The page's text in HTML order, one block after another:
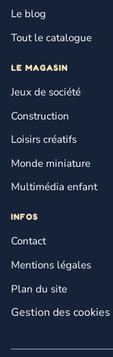
Le blog
Tout le catalogue
LE MAGASIN
Jeux de société
Construction
Loisirs créatifs
Monde miniature
Multimédia enfant
INFOS
Contact
Mentions légales
Plan du site
Gestion des cookies